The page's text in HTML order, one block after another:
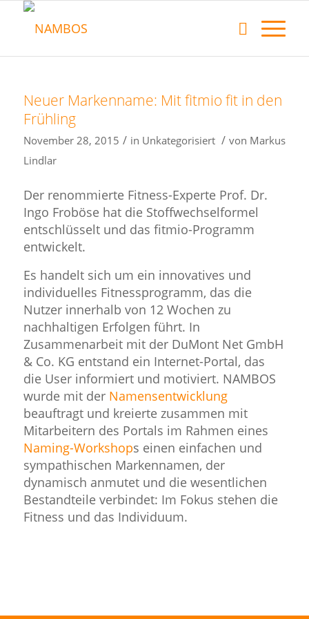
Neuer Markenname: Mit fitmio fit in den
Frühling
November 28, 2015 / in Unkategorisiert / von Markus
Lindlar
Der renommierte Fitness-Experte Prof. Dr.
Ingo Froböse hat die Stoffwechselformel
entschlüsselt und das fitmio-Programm
entwickelt.
Es handelt sich um ein innovatives und
individuelles Fitnessprogramm, das die
Nutzer innerhalb von 12 Wochen zu
nachhaltigen Erfolgen führt. In
Zusammenarbeit mit der DuMont Net GmbH
& Co. KG entstand ein Internet-Portal, das
die User informiert und motiviert. NAMBOS
wurde mit der Namensentwicklung
beauftragt und kreierte zusammen mit
Mitarbeitern des Portals im Rahmen eines
Naming-Workshops einen einfachen und
sympathischen Markennamen, der
dynamisch anmutet und die wesentlichen
Bestandteile verbindet: Im Fokus stehen die
Fitness und das Individuum.